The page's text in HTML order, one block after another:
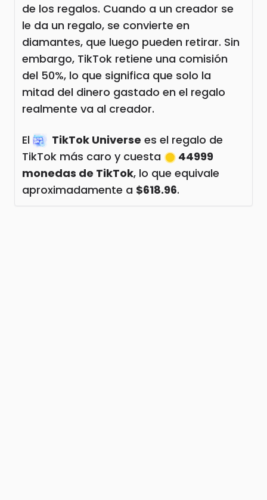
de los regalos. Cuando a un creador se
le da un regalo, se convierte en
diamantes, que luego pueden retirar. Sin
embargo, TikTok retiene una comisión
del 50%, lo que significa que solo la
mitad del dinero gastado en el regalo
realmente va al creador.
El TikTok Universe es el regalo de
TikTok más caro y cuesta
44999
monedas de TikTok, lo que equivale
aproximadamente a $618.96.